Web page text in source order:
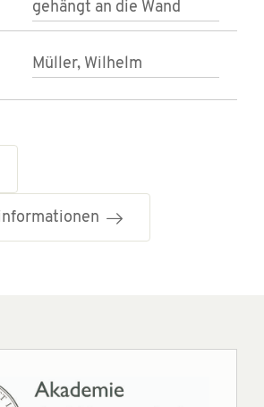
gehängt an die Wand
Müller, Wilhelm